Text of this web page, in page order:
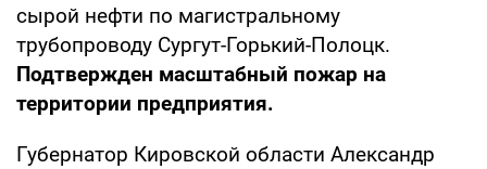
сырой нефти по магистральному
трубопроводу Сургут-Горький-Полоцк.
Подтвержден масштабный пожар на
территории предприятия.
Губернатор Кировской области Александр